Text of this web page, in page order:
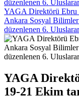
düzenlenen 6.
YAGA Direktörü Ebru
Ankara Sosyal Bilimler
düzenlenen 6.
YAGA
19-21 Ekim